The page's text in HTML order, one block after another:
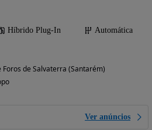
Híbrido Plug-In
Automática
de Salvaterra (Santarém)
Ver anúncios